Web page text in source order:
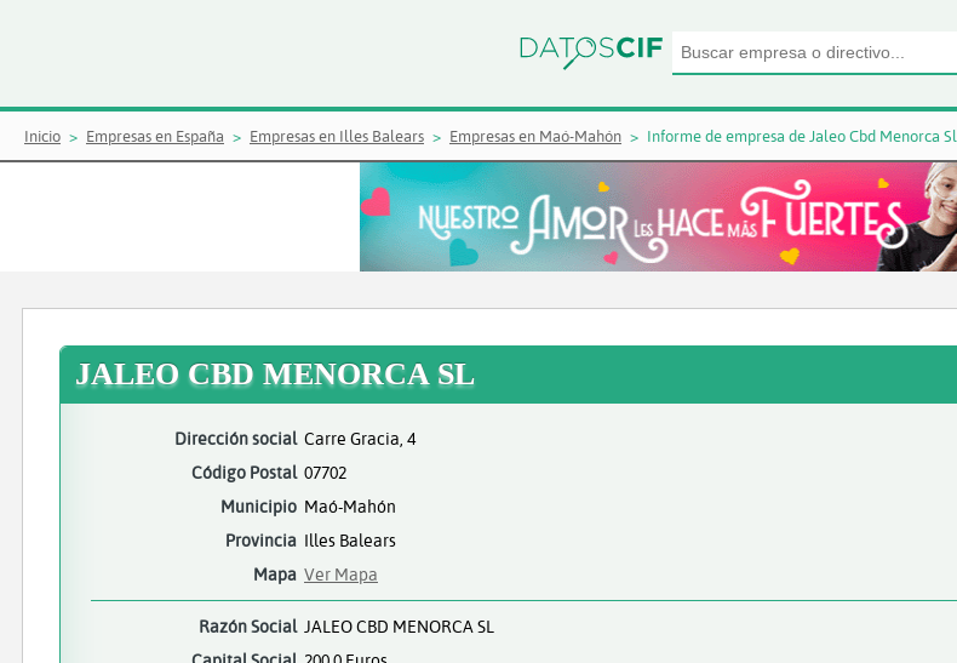
Inicio Empresas en España Empresas en Illes Balears Empresas en Maó-Mahón Informe de empresa de Jaleo Cbd Menorca Sl
JALEO CBD MENORCA SL
Dirección social Carre Gracia, 4
Código Postal 07702
Municipio Maó-Mahón
Provincia Illes Balears
Mapa Ver Mapa
Razón Social JALEO CBD MENORCA SL